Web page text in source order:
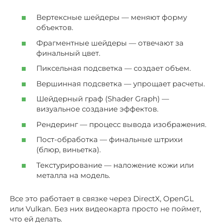
Вертексные шейдеры — меняют форму
объектов.
Фрагментные шейдеры — отвечают за
финальный цвет.
Пиксельная подсветка — создает объем.
Вершинная подсветка — упрощает расчеты.
Шейдерный граф (Shader Graph) —
визуальное создание эффектов.
Рендеринг — процесс вывода изображения.
Пост-обработка — финальные штрихи
(блюр, виньетка).
Текстурирование — наложение кожи или
металла на модель.
Все это работает в связке через DirectX, OpenGL
или Vulkan. Без них видеокарта просто не поймет,
что ей делать.